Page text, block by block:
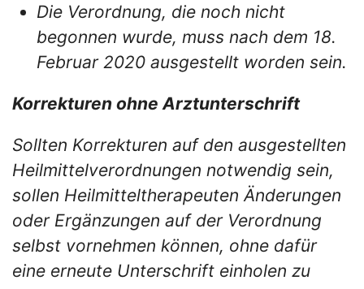
Die Verordnung, die noch nicht
begonnen wurde, muss nach dem 18.
Februar 2020 ausgestellt worden sein.
Korrekturen ohne Arztunterschrift
Sollten Korrekturen auf den ausgestellten
Heilmittelverordnungen notwendig sein,
sollen Heilmitteltherapeuten Änderungen
oder Ergänzungen auf der Verordnung
selbst vornehmen können, ohne dafür
eine erneute Unterschrift einholen zu